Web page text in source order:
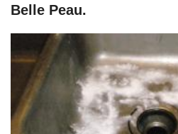
Belle Peau.